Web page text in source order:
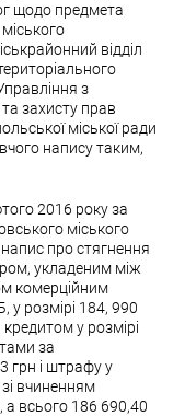
щодо предмета
відділ
з
захисту прав
міської ради
напису таким,
2016 року за
міського
про стягнення
укладеним між
комерційним
розмірі 184, 990
у розмірі
за
грн і штрафу у
зі вчиненням
а всього 186 690,40